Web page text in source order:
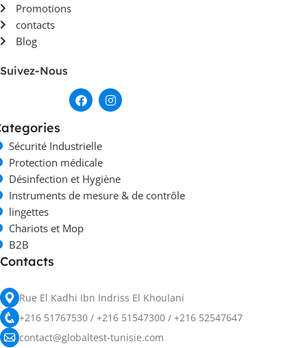
Promotions
contacts
Blog
Suivez-Nous
Sécurité Industrielle
Protection médicale
Désinfection et Hygiène
Instruments de mesure & de contrôle
lingettes
Chariots et Mop
B2B
Contacts
Rue El Kadhi Ibn Indriss El Khoulani
+216 51767530 / +216 51547300 / +216 52547647
contact@globaltest-tunisie.com